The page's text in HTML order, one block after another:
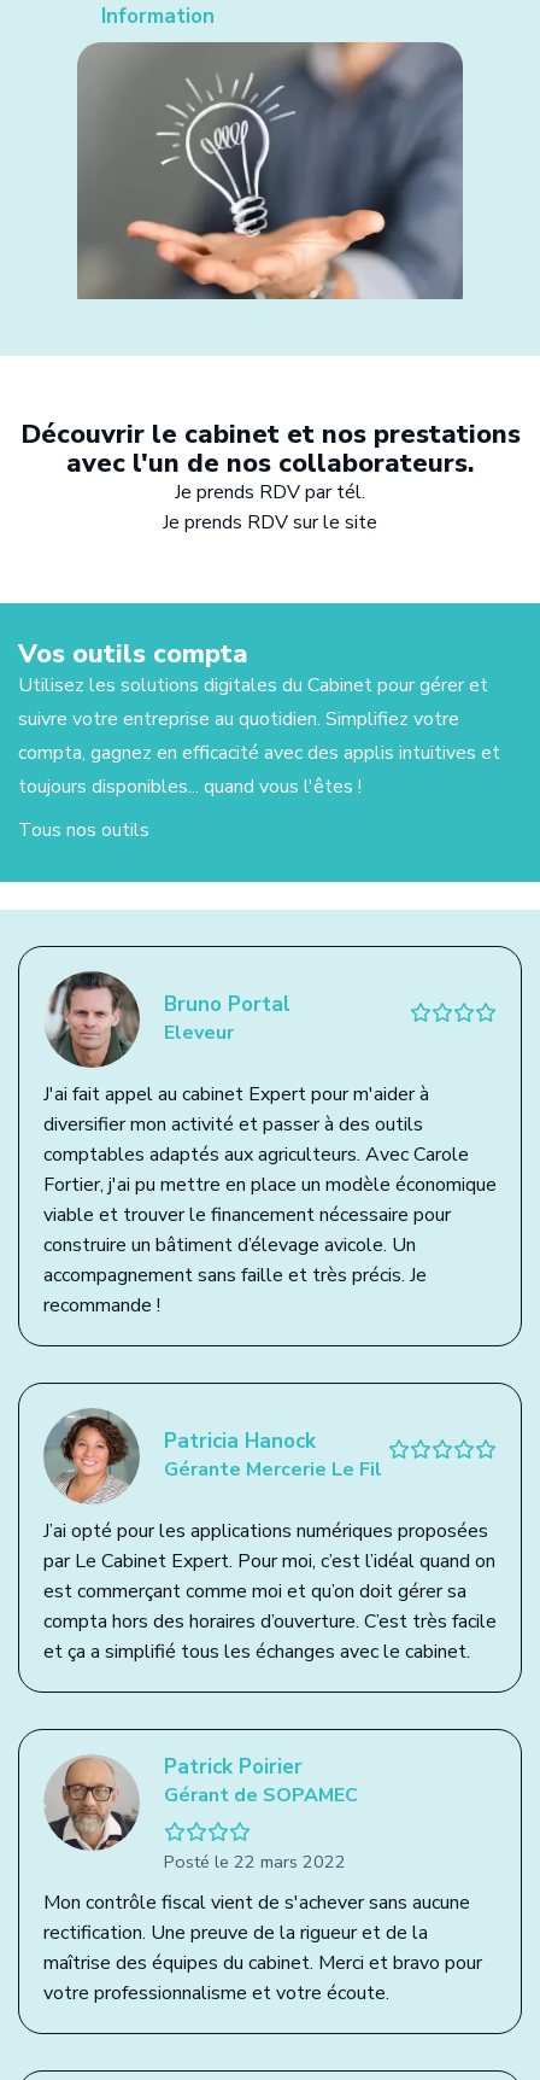
Information
Découvrir le cabinet et nos prestations
avec l'un de nos collaborateurs.
Je prends RDV par tél.
Je prends RDV sur le site
Vos outils compta
Utilisez les solutions digitales du Cabinet pour gérer et
suivre votre entreprise au quotidien. Simplifiez votre
compta, gagnez en efficacité avec des applis intuitives et
toujours disponibles... quand vous l'êtes !
Tous nos outils
Note
de
Tableaux
de
Bruno Portal
Eleveur
J'ai fait appel au cabinet Expert pour m'aider à
diversifier mon activité et passer à des outils
comptables adaptés aux agriculteurs. Avec Carole
Fortier, j'ai pu mettre en place un modèle économique
viable et trouver le financement nécessaire pour
construire un bâtiment d’élevage avicole. Un
accompagnement sans faille et très précis. Je
recommande !
Patricia Hanock
Gérante Mercerie Le Fil
J’ai opté pour les applications numériques proposées
par Le Cabinet Expert. Pour moi, c’est l’idéal quand on
est commerçant comme moi et qu’on doit gérer sa
compta hors des horaires d’ouverture. C’est très facile
et ça a simplifié tous les échanges avec le cabinet.
Patrick Poirier
Gérant de SOPAMEC
Posté le 22 mars 2022
Mon contrôle fiscal vient de s'achever sans aucune
rectification. Une preuve de la rigueur et de la
maîtrise des équipes du cabinet. Merci et bravo pour
votre professionnalisme et votre écoute.